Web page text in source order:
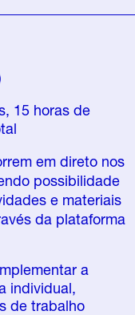
15 horas de
em direto nos
possibilidade
e materiais
da plataforma
a
individual,
de trabalho